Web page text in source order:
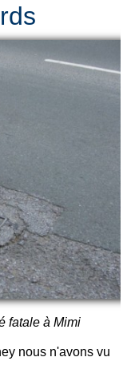
fatale à Mimi
nous n'avons vu